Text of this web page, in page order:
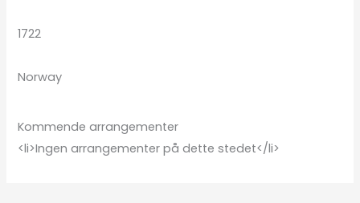
1722
Norway
Kommende arrangementer
<li>Ingen arrangementer på dette stedet</li>